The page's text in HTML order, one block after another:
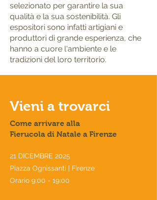
selezionato per garantire la sua
qualità e la sua sostenibilità. Gli
espositori sono infatti artigiani e
produttori di grande esperienza, che
hanno a cuore l'ambiente e le
tradizioni del loro territorio.
Vieni a trovarci
Come arrivare alla
Fierucola di Natale a Firenze
21 DICEMBRE 2025
Piazza Ognissanti | Firenze
Orario 9:00 - 19:00